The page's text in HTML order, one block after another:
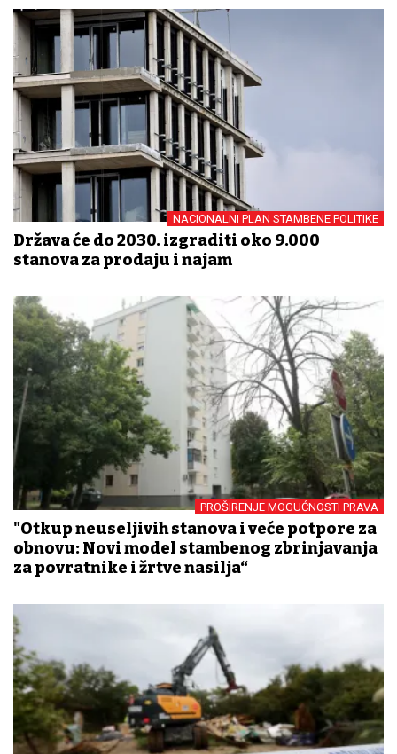
NACIONALNI PLAN STAMBENE POLITIKE
Država će do 2030. izgraditi oko 9.000
stanova za prodaju i najam
PROŠIRENJE MOGUĆNOSTI PRAVA
"Otkup neuseljivih stanova i veće potpore za
obnovu: Novi model stambenog zbrinjavanja
za povratnike i žrtve nasilja“